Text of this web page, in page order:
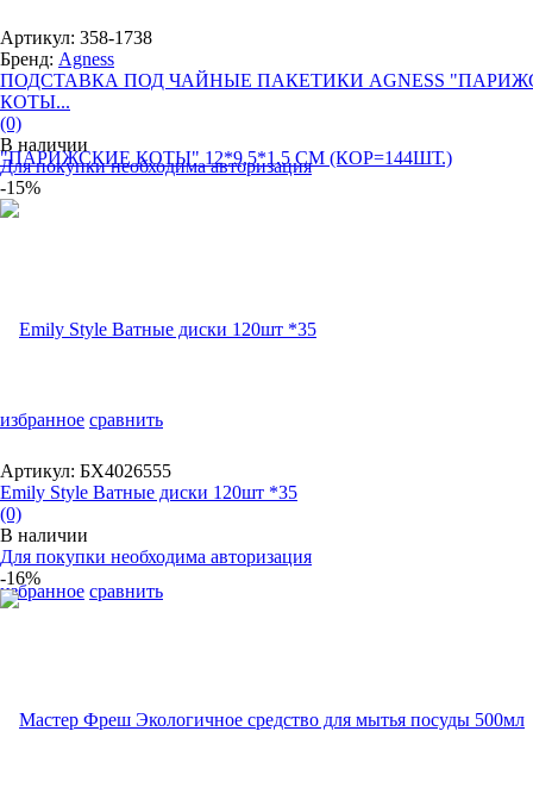
избранное сравнить
Артикул: 358-1738
Бренд: Agness
ПОДСТАВКА ПОД ЧАЙНЫЕ ПАКЕТИКИ AGNESS
КОТЫ...
(0)
В наличии
Для покупки необходима авторизация
-15%
избранное сравнить
Артикул: БХ4026555
Emily Style Ватные диски 120шт *35
(0)
В наличии
Для покупки необходима авторизация
-16%